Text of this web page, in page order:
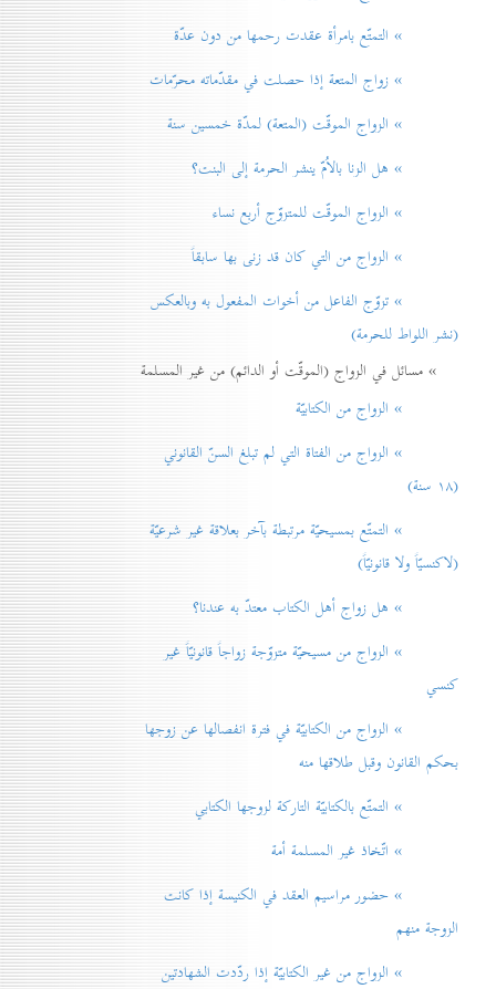
» التمتّع بامرأة عقدت رحمها من دون عدّة
» زواج المتعة إذا حصلت في مقدّماته محرّمات
» الزواج الموقّت (المتعة) لمدّة خمسين سنة
» هل الزنا بالاُمّ ينشر الحرمة إلی البنت؟
» الزواج الموقّت للمتزوّج أربع نساء
» الزواج من التي كان قد زنی بها سابقاً
» تزوّج الفاعل من أخوات المفعول به وبالعكس
(نشر اللواط للحرمة)
» مسائل في الزواج (الموقّت أو الدائم) من غير المسلمة
» الزواج من الكتابيّة
» الزواج من الفتاة التي لم تبلغ السنّ القانوني
(۱۸ سنة)
» التمتّع بمسيحيّة مرتبطة بآخر بعلاقة غير شرعيّة
(لاكنسيّاً ولا قانونيّاً)
» هل زواج أهل الكتاب معتدّ به عندنا؟
» الزواج من مسيحيّة متزوّجة زواجاً قانونيّاً غير
كنسي
» الزواج من الكتابيّة في فترة انفصالها عن زوجها
بحكم القانون وقبل طلاقها منه
» التمتّع بالكتابيّة التاركة لزوجها الكتابي
» اتّخاذ غير المسلمة أمة
» حضور مراسيم العقد في الكنيسة إذا كانت
الزوجة منهم
» الزواج من غير الكتابيّة إذا ردّدت الشهادتين